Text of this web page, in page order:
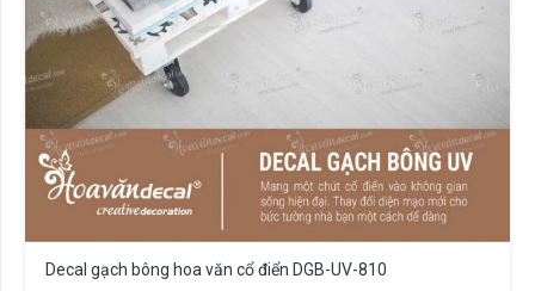
Decal gạch bông hoa văn cổ điển DGB-UV-810